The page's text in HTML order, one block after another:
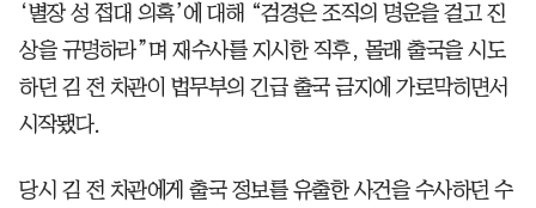
‘별장 성 접대 의혹’에 대해 “검경은 조직의 명운을 걸고 진
상을 규명하라”며 재수사를 지시한 직후, 몰래 출국을 시도
하던 김 전 차관이 법무부의 긴급 출국 금지에 가로막히면서
시작됐다.
당시 김 전 차관에게 출국 정보를 유출한 사건을 수사하던 수